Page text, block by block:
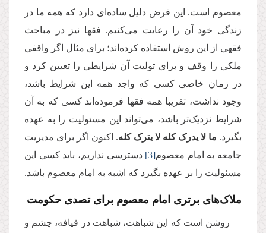
معصوم است. این فرض دلیل ساده‌ای دارد که همه ما در
زندگی‌ خود آن را رعایت می‌کنیم. فقها نیز در مباحث
فقهی از این روش استفاده کرده‌اند؛ برای مثال اگر واقفی
ملکی را وقف و برای تولیت آن شرایطی را تعیین کرد و
در زمان خاصی کسی که واجد همه این شرایط باشد،
وجود نداشت، تقریبا همه فقها فرموده‌اند کسی که به آن
شرایط نزدیک‌تر باشد، می‌تواند این مسئولیت را به عهده
بگیرد. ما لا يدرک کله لا يترک کله. اکنون اگر برای مدیریت
جامعه به امام معصوم[3] دسترسی نداریم، باید کسی این
مسئولیت را بر عهده بگیرد که اشبه به امام معصوم باشد.
ملاک‌های برتری امام معصوم برای تصدی حکومت
روشن است که این شباهت، شباهت در قیافه، چشم و